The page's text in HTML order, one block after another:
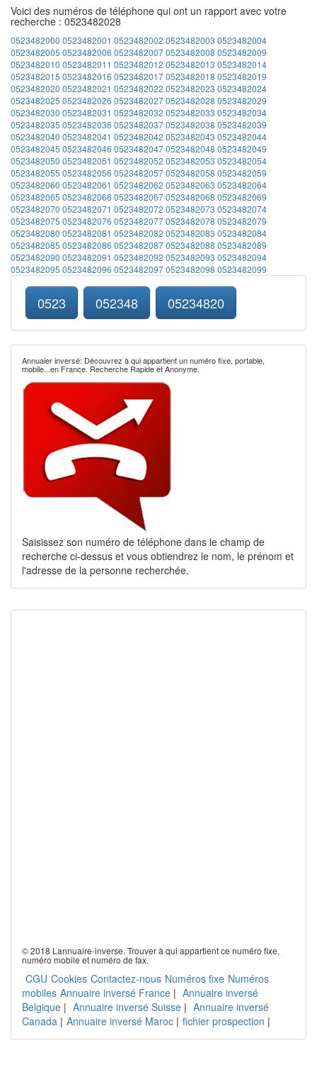
Voici des numéros de téléphone qui ont un rapport avec votre
recherche : 0523482028
0523482000 0523482001 0523482002 0523482003 0523482004
0523482005 0523482006 05234820070523482008 0523482009
0523482010 0523482011 0523482012 0523482013 0523482014
0523482015 0523482016 05234820170523482018 0523482019
0523482020 0523482021 0523482022 0523482023 0523482024
0523482025 0523482026 05234820270523482028 0523482029
0523482030 0523482031 0523482032 0523482033 0523482034
0523482035 0523482036 05234820370523482038 0523482039
0523482040 0523482041 0523482042 0523482043 0523482044
0523482045 0523482046 05234820470523482048 0523482049
0523482050 0523482051 0523482052 0523482053 0523482054
0523482055 0523482056 05234820570523482058 0523482059
0523482060 0523482061 0523482062 0523482063 0523482064
0523482065 0523482066 05234820670523482068 0523482069
0523482070 0523482071 0523482072 0523482073 0523482074
0523482075 0523482076 05234820770523482078 0523482079
0523482080 0523482081 0523482082 0523482083 0523482084
0523482085 0523482086 05234820870523482088 0523482089
0523482090 0523482091 0523482092 0523482093 0523482094
0523482095 0523482096 05234820970523482098 0523482099
0523 052348 05234820
Annuaier inversé: Découvrez à qui appartient un numéro fixe, portable,
mobile...en France. Recherche Rapide et Anonyme.
Saisissez son numéro de téléphone dans le champ de
recherche ci-dessus et vous obtiendrez le nom, le prénom et
l'adresse de la personne recherchée.
© 2018 Lannuaire-inverse. Trouver à qui appartient ce numéro fixe,
numéro mobile et numéro de fax.
CGU Cookies Contactez-nous Numéros fixe Numéros
mobiles Annuaire inversé France | Annuaire inversé
Belgique | Annuaire inversé Suisse | Annuaire inversé
Canada | Annuaire inversé Maroc | fichier prospection |